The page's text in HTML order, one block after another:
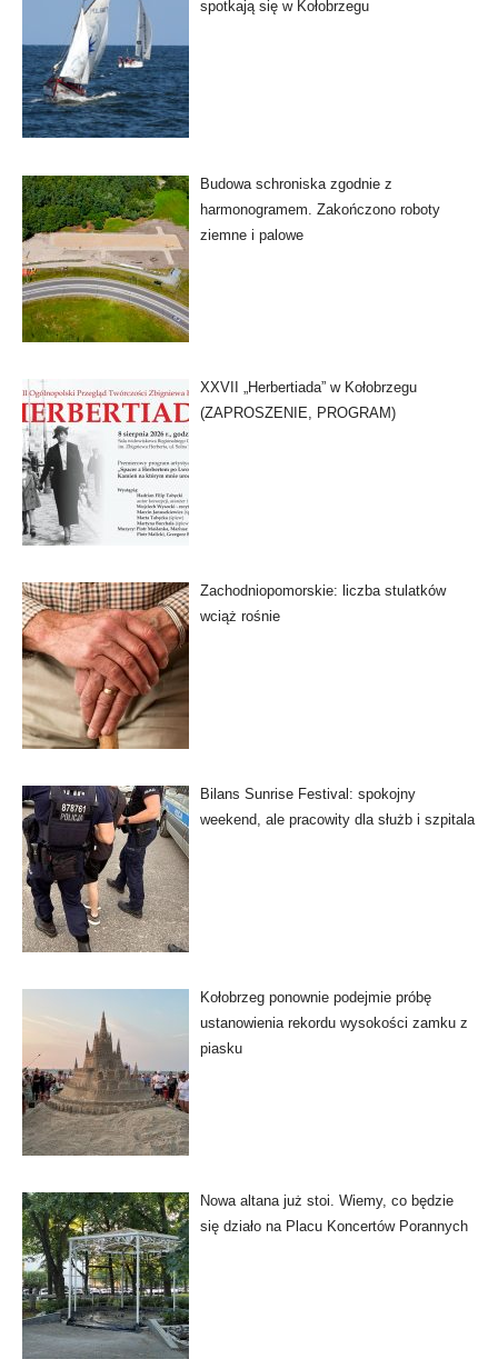
spotkają się w Kołobrzegu
Budowa schroniska zgodnie z
harmonogramem. Zakończono roboty
ziemne i palowe
XXVII „Herbertiada” w Kołobrzegu
(ZAPROSZENIE, PROGRAM)
Zachodniopomorskie: liczba stulatków
wciąż rośnie
Bilans Sunrise Festival: spokojny
weekend, ale pracowity dla służb i szpitala
Kołobrzeg ponownie podejmie próbę
ustanowienia rekordu wysokości zamku z
piasku
Nowa altana już stoi. Wiemy, co będzie
się działo na Placu Koncertów Porannych